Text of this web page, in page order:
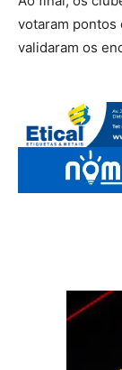
votaram pontos
validaram os